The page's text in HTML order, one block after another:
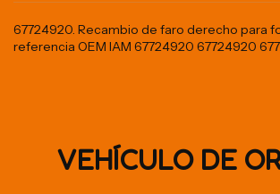
67724920. Recambio de faro derecho para
referencia OEM IAM 67724920 67724920
VEHÍCULO DE